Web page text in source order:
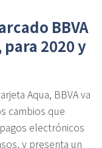
BBVA
2020 y
Aqua, BBVA va
cambios que
electrónicos
y presenta un